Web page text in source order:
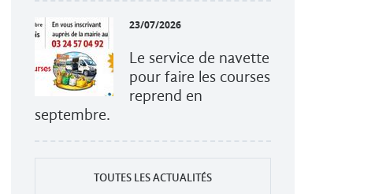
23/07/2026
Le service de navette
pour faire les courses
reprend en
septembre.
TOUTES LES ACTUALITÉS